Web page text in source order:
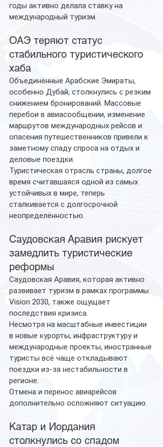
годы активно делала ставку на
международный туризм.
ОАЭ теряют статус
стабильного туристического
хаба
Объединённые Арабские Эмираты,
особенно Дубай, столкнулись с резким
снижением бронирований. Массовые
перебои в авиасообщении, изменение
маршрутов международных рейсов и
опасения путешественников привели к
заметному спаду спроса на отдых и
деловые поездки.
Туристическая отрасль страны, долгое
время считавшаяся одной из самых
устойчивых в мире, теперь
сталкивается с долгосрочной
неопределённостью.
Саудовская Аравия рискует
замедлить туристические
реформы
Саудовская Аравия, которая активно
развивает туризм в рамках программы
Vision 2030, также ощущает
последствия кризиса.
Несмотря на масштабные инвестиции
в новые курорты, инфраструктуру и
международные проекты, иностранные
туристы всё чаще откладывают
поездки из-за нестабильности в
регионе.
Отмена и перенос авиарейсов
дополнительно осложняют ситуацию.
Катар и Иордания
столкнулись со спадом